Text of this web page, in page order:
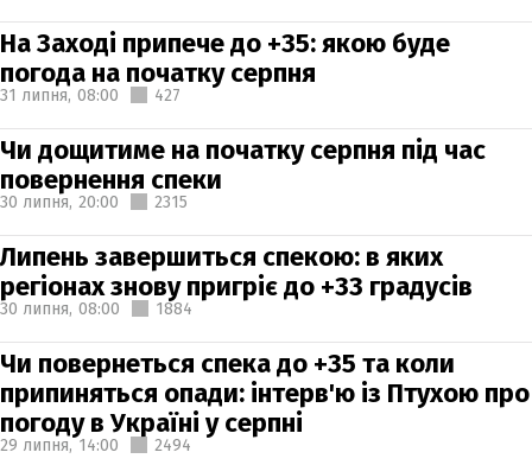
На Заході припече до +35: якою буде
погода на початку серпня
31 липня, 08:00 427
Чи дощитиме на початку серпня під час
повернення спеки
30 липня, 20:00 2315
Липень завершиться спекою: в яких
регіонах знову пригріє до +33 градусів
30 липня, 08:00 1884
Чи повернеться спека до +35 та коли
припиняться опади: інтерв'ю із Птухою про
погоду в Україні у серпні
29 липня, 14:00 2494